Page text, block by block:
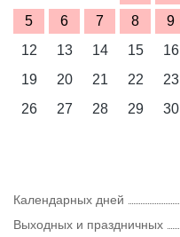
5
6 7 8 9
12
13 14 15 16
19
20 21 22 23
26
27 28 29 30
Календарных дней
Выходных и праздничных